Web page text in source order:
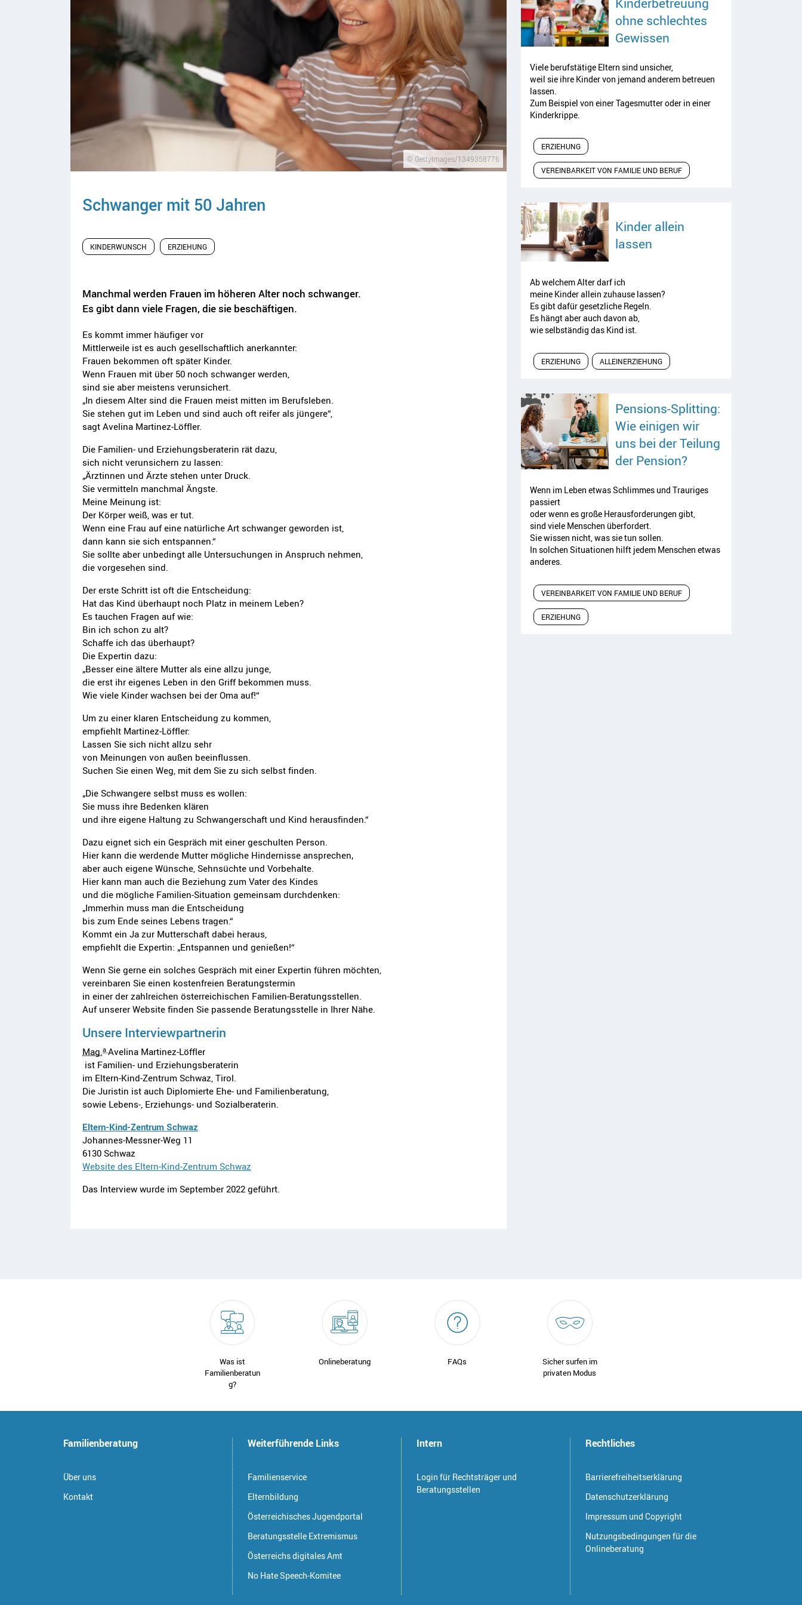
© GettyImages/1349358776
Schwanger mit 50 Jahren
KINDERWUNSCH ERZIEHUNG
Manchmal werden Frauen im höheren Alter noch schwanger.
Es gibt dann viele Fragen, die sie beschäftigen.
Es kommt immer häufiger vor
Mittlerweile ist es auch gesellschaftlich anerkannter:
Frauen bekommen oft später Kinder.
Wenn Frauen mit über 50 noch schwanger werden,
sind sie aber meistens verunsichert.
„In diesem Alter sind die Frauen meist mitten im Berufsleben.
Sie stehen gut im Leben und sind auch oft reifer als jüngere“,
sagt Avelina Martinez-Löffler.
Die Familien- und Erziehungsberaterin rät dazu,
sich nicht verunsichern zu lassen:
„Ärztinnen und Ärzte stehen unter Druck.
Sie vermitteln manchmal Ängste.
Meine Meinung ist:
Der Körper weiß, was er tut.
Wenn eine Frau auf eine natürliche Art schwanger geworden ist,
dann kann sie sich entspannen.“
Sie sollte aber unbedingt alle Untersuchungen in Anspruch nehmen,
die vorgesehen sind.
Der erste Schritt ist oft die Entscheidung:
Hat das Kind überhaupt noch Platz in meinem Leben?
Es tauchen Fragen auf wie:
Bin ich schon zu alt?
Schaffe ich das überhaupt?
Die Expertin dazu:
„Besser eine ältere Mutter als eine allzu junge,
die erst ihr eigenes Leben in den Griff bekommen muss.
Wie viele Kinder wachsen bei der Oma auf!“
Um zu einer klaren Entscheidung zu kommen,
empfiehlt Martinez-Löffler:
Lassen Sie sich nicht allzu sehr
von Meinungen von außen beeinflussen.
Suchen Sie einen Weg, mit dem Sie zu sich selbst finden.
„Die Schwangere selbst muss es wollen:
Sie muss ihre Bedenken klären
und ihre eigene Haltung zu Schwangerschaft und Kind herausfinden.“
Dazu eignet sich ein Gespräch mit einer geschulten Person.
Hier kann die werdende Mutter mögliche Hindernisse ansprechen‚
aber auch eigene Wünsche, Sehnsüchte und Vorbehalte.
Hier kann man auch die Beziehung zum Vater des Kindes
und die mögliche Familien-Situation gemeinsam durchdenken:
„Immerhin muss man die Entscheidung
bis zum Ende seines Lebens tragen.“
Kommt ein Ja zur Mutterschaft dabei heraus,
empfiehlt die Expertin: „Entspannen und genießen!“
Wenn Sie gerne ein solches Gespräch mit einer Expertin führen möchten,
vereinbaren Sie einen kostenfreien Beratungstermin
in einer der zahlreichen österreichischen Familien-Beratungsstellen.
Auf unserer Website finden Sie passende Beratungsstelle in Ihrer Nähe.
Unsere Interviewpartnerin
Mag.a Avelina Martinez-Löffler
ist Familien- und Erziehungsberaterin
im Eltern-Kind-Zentrum Schwaz, Tirol.
Die Juristin ist auch Diplomierte Ehe- und Familienberatung,
sowie Lebens-, Erziehungs- und Sozialberaterin.
Eltern-Kind-Zentrum Schwaz
Johannes-Messner-Weg 11
6130 Schwaz
Website des Eltern-Kind-Zentrum Schwaz
Das Interview wurde im September 2022 geführt.
ohne schlechtes
GewissenArtikel lesen
Viele berufstätige Eltern sind unsicher,
weil sie ihre Kinder von jemand anderem betreuen
lassen.
Zum Beispiel von einer Tagesmutter oder in einer
Kinderkrippe.
ERZIEHUNG
VEREINBARKEIT VON FAMILIE UND BERUF
Kinder allein
lassenArtikel lesen
Ab welchem Alter darf ich
meine Kinder allein zuhause lassen?
Es gibt dafür gesetzliche Regeln.
Es hängt aber auch davon ab,
wie selbständig das Kind ist.
ERZIEHUNG ALLEINERZIEHUNG
Pensions-Splitting:
Wie einigen wir
uns bei der Teilung
der Pension?Artikel lesen
Wenn im Leben etwas Schlimmes und Trauriges
passiert
oder wenn es große Herausforderungen gibt,
sind viele Menschen überfordert.
Sie wissen nicht, was sie tun sollen.
In solchen Situationen hilft jedem Menschen etwas
anderes.
VEREINBARKEIT VON FAMILIE UND BERUF
ERZIEHUNG
Was ist
Familienberatun
g?
Onlineberatung FAQs
Sicher surfen im
privaten Modus
Familienberatung
Über uns
Kontakt
Weiterführende Links
Familienservice
Elternbildung
Österreichisches Jugendportal
Beratungsstelle Extremismus
Österreichs digitales Amt
No Hate Speech-Komitee
Intern
Login für Rechtsträger und
Beratungsstellen
Rechtliches
Barrierefreiheitserklärung
Datenschutzerklärung
Impressum und Copyright
Nutzungsbedingungen für die
Onlineberatung